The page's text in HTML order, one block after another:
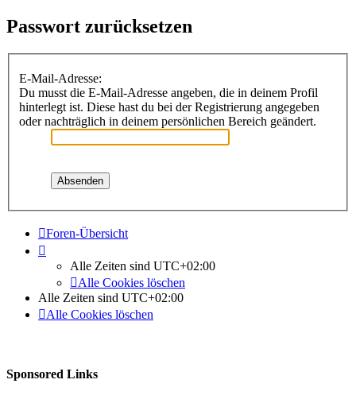
Passwort zurücksetzen
E-Mail-Adresse:
Du musst die E-Mail-Adresse angeben, die in deinem Profil
hinterlegt ist. Diese hast du bei der Registrierung angegeben
oder nachträglich in deinem persönlichen Bereich geändert.
Foren-Übersicht
Alle Zeiten sind UTC+02:00
Alle Cookies löschen
Alle Zeiten sind UTC+02:00
Alle Cookies löschen
Sponsored Links